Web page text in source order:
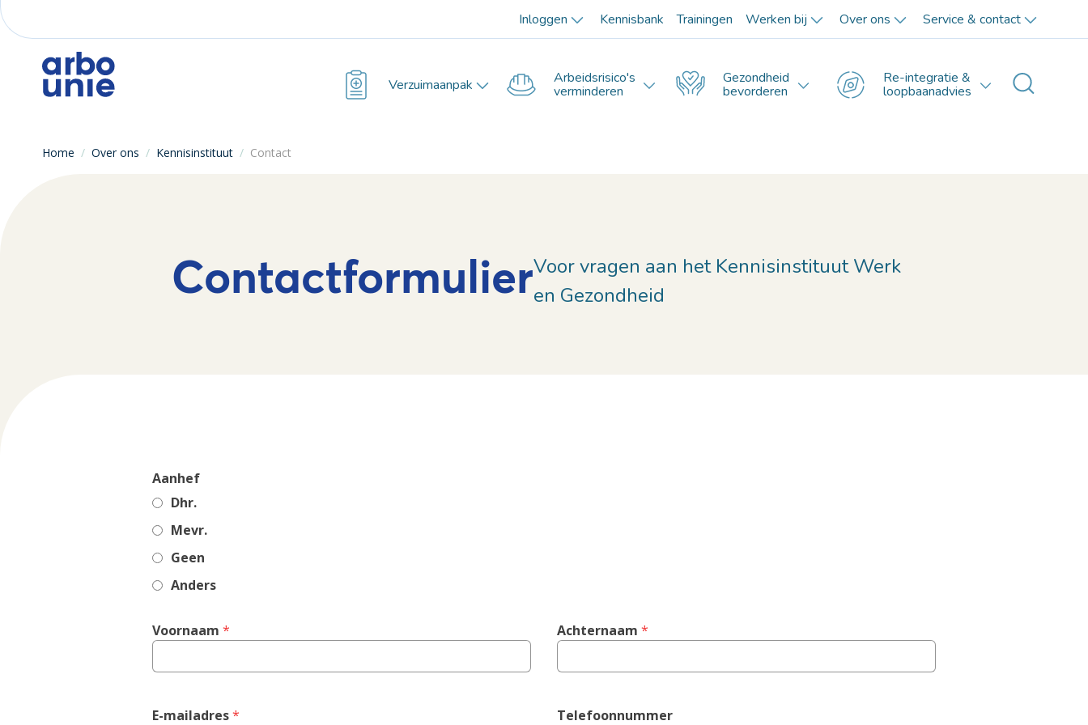
Inloggen Kennisbank Trainingen Werken bij Over ons Service & contact
Verzuimaanpak Arbeidsrisico's
verminderen
Gezondheid
bevorderen
Re-integratie &
loopbaanadvies
Home / Over ons / Kennisinstituut / Contact
ContactformulierVoor vragen aan het Kennisinstituut Werk
en Gezondheid
Aanhef
Dhr.
Mevr.
Geen
Anders
Voornaam * Achternaam *
E-mailadres * Telefoonnummer